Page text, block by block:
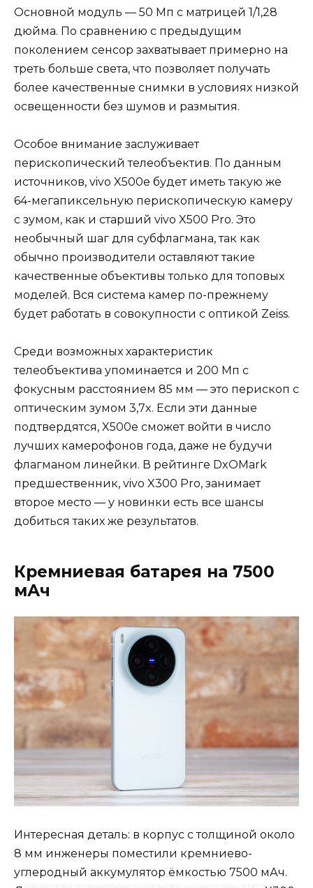
Основной модуль — 50 Мп с матрицей 1/1,28
дюйма. По сравнению с предыдущим
поколением сенсор захватывает примерно на
треть больше света, что позволяет получать
более качественные снимки в условиях низкой
освещенности без шумов и размытия.
Особое внимание заслуживает
перископический телеобъектив. По данным
источников, vivo X500e будет иметь такую же
64-мегапиксельную перископическую камеру
с зумом, как и старший vivo X500 Pro. Это
необычный шаг для субфлагмана, так как
обычно производители оставляют такие
качественные объективы только для топовых
моделей. Вся система камер по-прежнему
будет работать в совокупности с оптикой Zeiss.
Среди возможных характеристик
телеобъектива упоминается и 200 Мп с
фокусным расстоянием 85 мм — это перископ с
оптическим зумом 3,7x. Если эти данные
подтвердятся, X500e сможет войти в число
лучших камерофонов года, даже не будучи
флагманом линейки. В рейтинге DxOMark
предшественник, vivo X300 Pro, занимает
второе место — у новинки есть все шансы
добиться таких же результатов.
Кремниевая батарея на 7500
мАч
Интересная деталь: в корпус с толщиной около
8 мм инженеры поместили кремниево-
углеродный аккумулятор ёмкостью 7500 мАч.